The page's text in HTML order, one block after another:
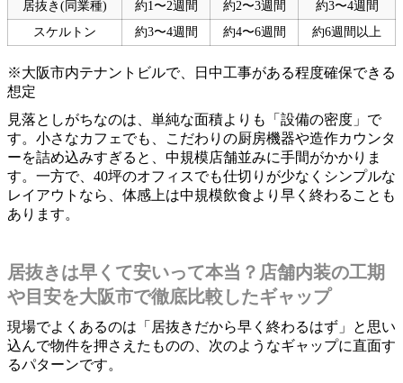
居抜き(同業種)
約1〜2週間 約2〜3週間
約3〜4週間
スケルトン
約3〜4週間 約4〜6週間 約6週間以上
※大阪市内テナントビルで、日中工事がある程度確保できる
想定
見落としがちなのは、単純な面積よりも「設備の密度」で
す。小さなカフェでも、こだわりの厨房機器や造作カウンタ
ーを詰め込みすぎると、中規模店舗並みに手間がかかりま
す。一方で、40坪のオフィスでも仕切りが少なくシンプルな
レイアウトなら、体感上は中規模飲食より早く終わることも
あります。
居抜きは早くて安いって本当？店舗内装の工期
や目安を大阪市で徹底比較したギャップ
現場でよくあるのは「居抜きだから早く終わるはず」と思い
込んで物件を押さえたものの、次のようなギャップに直面す
るパターンです。